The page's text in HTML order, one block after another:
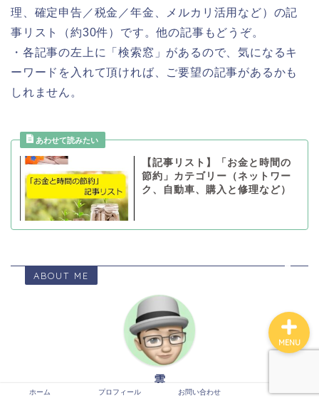
理、確定申告／税金／年金、メルカリ活用など）の記
事リスト（約30件）です。他の記事もどうぞ。
・各記事の左上に「検索窓」があるので、気になるキ
ーワードを入れて頂ければ、ご要望の記事があるかも
しれません。
【記事リスト】「お金と時間の
節約」カテゴリー（ネットワー
ク、自動車、購入と修理など）
ABOUT ME
雲
ホーム プロフィール お問い合わせ
MENU
ホーム